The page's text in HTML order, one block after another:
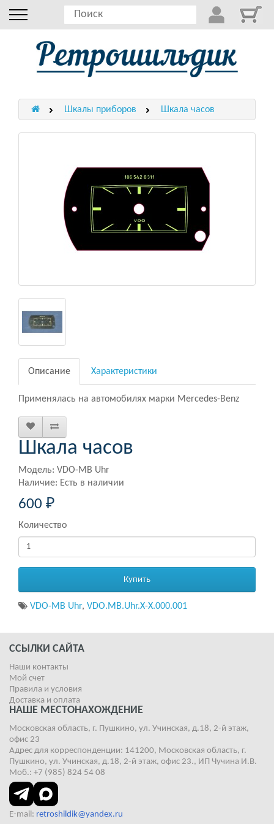
Шкалы приборов Шкала часов
Описание Характеристики
Применялась на автомобилях марки Mercedes-Benz
Шкала часов
Модель: VDO-MB Uhr
Наличие: Есть в наличии
600 ₽
Количество
Купить
VDO-MB Uhr, VDO.MB.Uhr.Х-Х.000.001
ССЫЛКИ САЙТА
Наши контакты
Мой счет
Правила и условия
Доставка и оплата
НАШЕ МЕСТОНАХОЖДЕНИЕ
Московская область, г. Пушкино, ул. Учинская, д.18, 2-й этаж,
офис 23
Адрес для корреспонденции: 141200, Московская область, г.
Пушкино, ул. Учинская, д.18, 2-й этаж, офис 23., ИП Чучина И.В.
Моб.: +7 (985) 824 54 08
E-mail: retroshildik@yandex.ru